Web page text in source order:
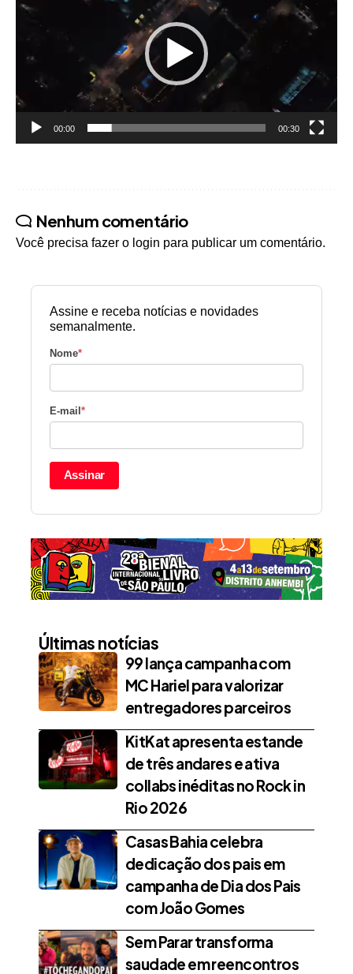
00:00 00:30
Nenhum comentário
Você precisa fazer o login para publicar um comentário.
Assine e receba notícias e novidades
semanalmente.
Nome*
E-mail *
Assinar
Últimas notícias
99 lança campanha com
MC Hariel para valorizar
entregadores parceiros
KitKat apresenta estande
de três andares e ativa
collabs inéditas no Rock in
Rio 2026
Casas Bahia celebra
dedicação dos pais em
campanha de Dia dos Pais
com João Gomes
Sem Parar transforma
saudade em reencontros